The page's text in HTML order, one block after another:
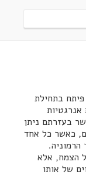
בתחילת
גילה 38 צמחים, אשר בעזרתם ניתן
כאשר כל אחד
הצמח, אלא
של אותו